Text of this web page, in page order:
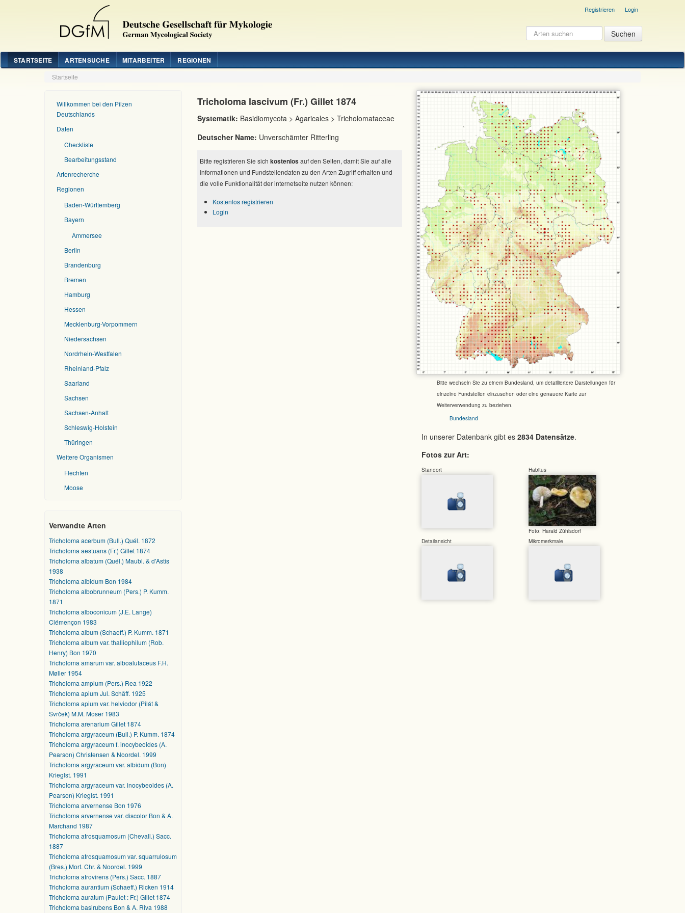
Registrieren Login
STARTSEITE ARTENSUCHE MITARBEITER REGIONEN
Startseite
Willkommen bei den Pilzen
Deutschlands
Daten
Checkliste
Bearbeitungsstand
Artenrecherche
Regionen
Baden-Württemberg
Bayern
Ammersee
Berlin
Brandenburg
Bremen
Hamburg
Hessen
Mecklenburg-Vorpommern
Niedersachsen
Nordrhein-Westfalen
Rheinland-Pfalz
Saarland
Sachsen
Sachsen-Anhalt
Schleswig-Holstein
Thüringen
Weitere Organismen
Flechten
Moose
Verwandte Arten
Tricholoma acerbum (Bull.) Quél. 1872
Tricholoma aestuans (Fr.) Gillet 1874
Tricholoma albatum (Quél.) Maubl. & d'Astis
1938
Tricholoma albidum Bon 1984
Tricholoma albobrunneum (Pers.) P. Kumm.
1871
Tricholoma alboconicum (J.E. Lange)
Clémençon 1983
Tricholoma album (Schaeff.) P. Kumm. 1871
Tricholoma album var. thalliophilum (Rob.
Henry) Bon 1970
Tricholoma amarum var. alboalutaceus F.H.
Møller 1954
Tricholoma amplum (Pers.) Rea 1922
Tricholoma apium Jul. Schäff. 1925
Tricholoma apium var. helviodor (Pilát &
Svrček) M.M. Moser 1983
Tricholoma arenarium Gillet 1874
Tricholoma argyraceum (Bull.) P. Kumm. 1874
Tricholoma argyraceum f. inocybeoides (A.
Pearson) Christensen & Noordel. 1999
Tricholoma argyraceum var. albidum (Bon)
Krieglst. 1991
Tricholoma argyraceum var. inocybeoides (A.
Pearson) Krieglst. 1991
Tricholoma arvernense Bon 1976
Tricholoma arvernense var. discolor Bon & A.
Marchand 1987
Tricholoma atrosquamosum (Chevall.) Sacc.
1887
Tricholoma atrosquamosum var. squarrulosum
(Bres.) Mort. Chr. & Noordel. 1999
Tricholoma atrovirens (Pers.) Sacc. 1887
Tricholoma aurantium (Schaeff.) Ricken 1914
Tricholoma auratum (Paulet : Fr.) Gillet 1874
Tricholoma basirubens Bon & A. Riva 1988
Bitte wechseln Sie zu einem Bundesland, um detailliertere Darstellungen für
einzelne Fundstellen einzusehen oder eine genauere Karte zur
Weiterverwendung zu beziehen.
Bundesland
In unserer Datenbank gibt es 2834 Datensätze.
Fotos zur Art:
Standort Habitus
Foto: Harald Zühlsdorf
Detailansicht
Mikromerkmale
Tricholoma lascivum (Fr.) Gillet 1874
Systematik: Basidiomycota > Agaricales > Tricholomataceae
Deutscher Name: Unverschämter Ritterling
Bitte registrieren Sie sich kostenlos auf den Seiten, damit Sie auf alle
Informationen und Fundstellendaten zu den Arten Zugriff erhalten und
die volle Funktionalität der internetseite nutzen können:
Kostenlos registrieren
Login